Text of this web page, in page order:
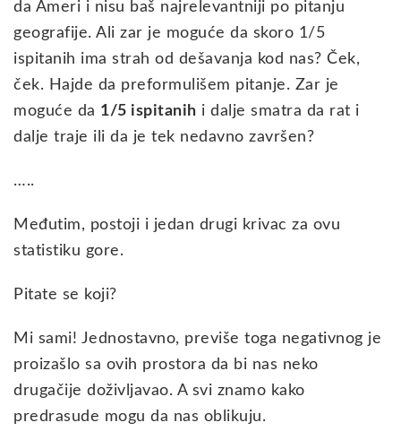
da Ameri i nisu baš najrelevantniji po pitanju
geografije. Ali zar je moguće da skoro 1/5
ispitanih ima strah od dešavanja kod nas? Ček,
ček. Hajde da preformulišem pitanje. Zar je
moguće da 1/5 ispitanih i dalje smatra da rat i
dalje traje ili da je tek nedavno završen?
…..
Međutim, postoji i jedan drugi krivac za ovu
statistiku gore.
Pitate se koji?
Mi sami! Jednostavno, previše toga negativnog je
proizašlo sa ovih prostora da bi nas neko
drugačije doživljavao. A svi znamo kako
predrasude mogu da nas oblikuju.